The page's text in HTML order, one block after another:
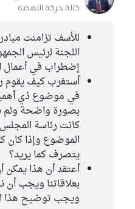
كتلة حركة النهضة
للأسف تزامنت
اللجنة لرئيس
إضطراب في أعمال
أستغرب كيف يقوم
في موضوع ذي
بصورة واضحة ولم
كانت رئاسة
الموضوع وإذا كان
يتصرف كما يريد؟
أعتقد أن هذا
بعلاقاتنا ويجب
ويجب توضيح هذا